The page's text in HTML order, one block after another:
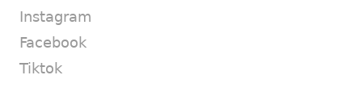
Instagram
Facebook
Tiktok